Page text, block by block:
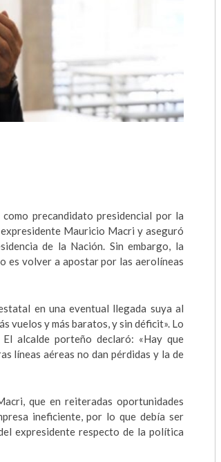
precandidato presidencial por la
Mauricio Macri y aseguró
de la Nación. Sin embargo, la
es volver a apostar por las aerolíneas
en una eventual llegada suya al
vuelos y más baratos, y sin déficit». Lo
alcalde porteño declaró: «Hay que
líneas aéreas no dan pérdidas y la de
que en reiteradas oportunidades
ineficiente, por lo que debía ser
expresidente respecto de la política